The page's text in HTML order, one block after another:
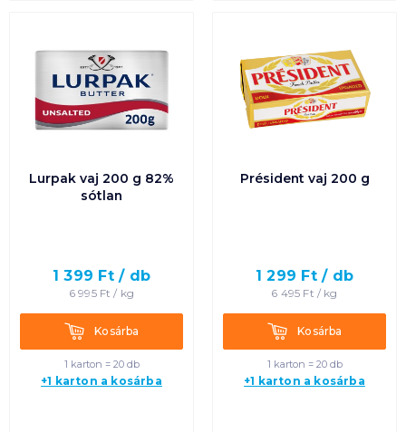
Lurpak vaj 200 g 82%
sótlan
1 399 Ft / db
6 995Ft / kg
KosárbaKosárba
1 karton = 20 db
+1 karton a kosárba
Président vaj 200 g
1 299 Ft / db
6 495 Ft / kg
KosárbaKosárba
1 karton = 20 db
+1 karton a kosárba